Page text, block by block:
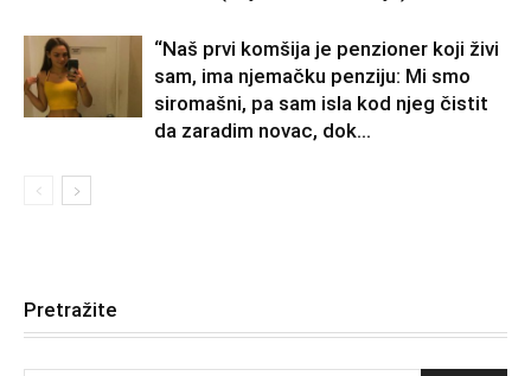
“Naš prvi komšija je penzioner koji živi
sam, ima njemačku penziju: Mi smo
siromašni, pa sam isla kod njeg čistit
da zaradim novac, dok...
Pretražite